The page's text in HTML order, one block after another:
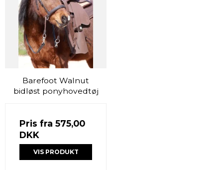
Barefoot Walnut
bidløst ponyhovedtøj
Pris fra 575,00
DKK
VIS PRODUKT